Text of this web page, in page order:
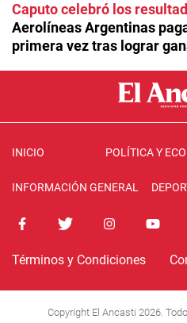
Caputo celebró los
Aerolíneas Argentinas
primera vez tras lograr
INICIO POLÍTICA Y
INFORMACIÓN GENERAL
Términos y Condiciones
Copyright El Ancasti 2026.